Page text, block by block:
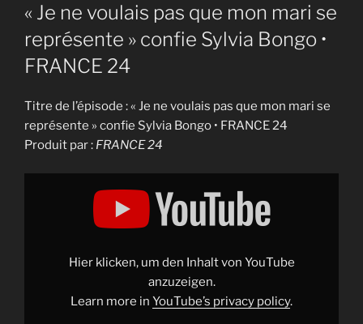
« Je ne voulais pas que mon mari se
représente » confie Sylvia Bongo •
FRANCE 24
Titre de l’épisode : « Je ne voulais pas que mon mari se
représente » confie Sylvia Bongo • FRANCE 24
Produit par : FRANCE 24
Display
Hier klicken, um den Inhalt von YouTube
anzuzeigen.
Learn more in YouTube’s privacy policy.